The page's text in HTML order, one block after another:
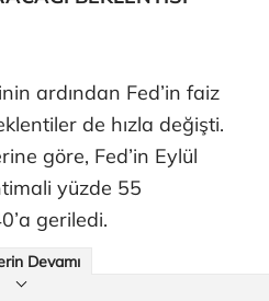
ardından Fed’in faiz
de hızla değişti.
göre, Fed’in Eylül
yüzde 55
geriledi.
Devamı